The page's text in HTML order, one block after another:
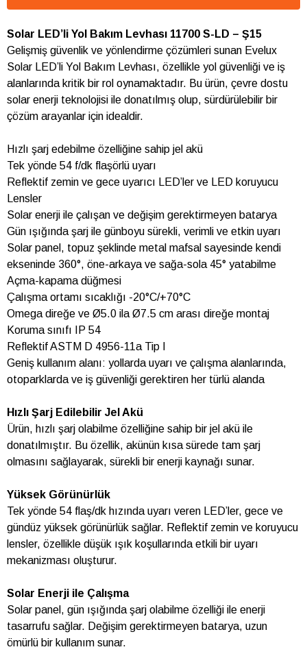
Solar LED’li Yol Bakım Levhası 11700 S-LD – Ş15
Gelişmiş güvenlik ve yönlendirme çözümleri sunan Evelux
Solar LED’li Yol Bakım Levhası, özellikle yol güvenliği ve iş
alanlarında kritik bir rol oynamaktadır. Bu ürün, çevre dostu
solar enerji teknolojisi ile donatılmış olup, sürdürülebilir bir
çözüm arayanlar için idealdir.
Hızlı şarj edebilme özelliğine sahip jel akü
Tek yönde 54 f/dk flaşörlü uyarı
Reflektif zemin ve gece uyarıcı LED’ler ve LED koruyucu
Lensler
Solar enerji ile çalışan ve değişim gerektirmeyen batarya
Gün ışığında şarj ile günboyu sürekli, verimli ve etkin uyarı
Solar panel, topuz şeklinde metal mafsal sayesinde kendi
ekseninde 360°, öne-arkaya ve sağa-sola 45° yatabilme
Açma-kapama düğmesi
Çalışma ortamı sıcaklığı -20°C/+70°C
Omega direğe ve Ø5.0 ila Ø7.5 cm arası direğe montaj
Koruma sınıfı IP 54
Reflektif ASTM D 4956-11a Tip I
Geniş kullanım alanı: yollarda uyarı ve çalışma alanlarında,
otoparklarda ve iş güvenliği gerektiren her türlü alanda
Hızlı Şarj Edilebilir Jel Akü
Ürün, hızlı şarj olabilme özelliğine sahip bir jel akü ile
donatılmıştır. Bu özellik, akünün kısa sürede tam şarj
olmasını sağlayarak, sürekli bir enerji kaynağı sunar.
Yüksek Görünürlük
Tek yönde 54 flaş/dk hızında uyarı veren LED’ler, gece ve
gündüz yüksek görünürlük sağlar. Reflektif zemin ve koruyucu
lensler, özellikle düşük ışık koşullarında etkili bir uyarı
mekanizması oluşturur.
Solar Enerji ile Çalışma
Solar panel, gün ışığında şarj olabilme özelliği ile enerji
tasarrufu sağlar. Değişim gerektirmeyen batarya, uzun
ömürlü bir kullanım sunar.